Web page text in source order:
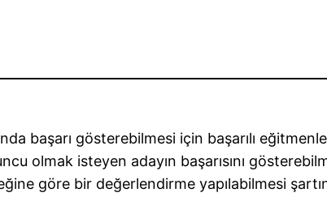
başarı gösterebilmesi için başarılı
olmak isteyen adayın başarısını
göre bir değerlendirme yapılabilmesi